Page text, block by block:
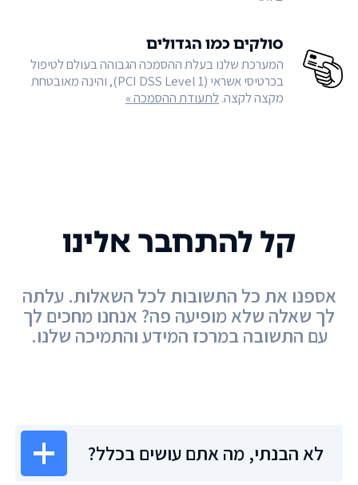
סולקים כמו הגדולים
המערכת שלנו בעלת ההסמכה הגבוהה בעולם לטיפול
בכרטיסי אשראי (PCI DSS Level 1), והינה מאובטחת
מקצה לקצה.לתעודת ההסמכה »
לא הבנתי, מה אתם עושים בכלל?
קל להתחבר אלינו
אספנו את כל התשובות לכל השאלות. עלתה
לך שאלה שלא מופיעה פה? אנחנו מחכים לך
עם התשובה במרכז המידע והתמיכה שלנו.